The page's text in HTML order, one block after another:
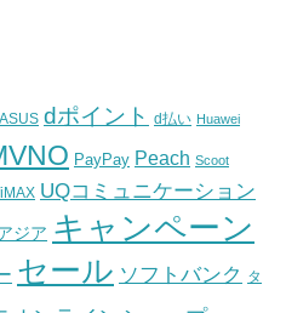
ASUS dポイント d払い Huawei
PayPay Peach Scoot
UQコミュニケーション
ジア キャンペーン
セール ソフトバンク タ